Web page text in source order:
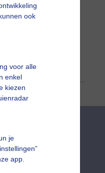
ook
voor alle
enkel
kiezen
je
app.
moment geduld aub...